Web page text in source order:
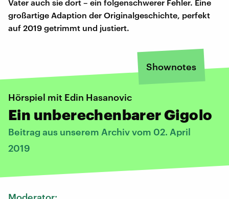
Vater auch sie dort – ein folgenschwerer Fehler. Eine
großartige Adaption der Originalgeschichte, perfekt
auf 2019 getrimmt und justiert.
Shownotes
Hörspiel mit Edin Hasanovic
Ein unberechenbarer Gigolo
Beitrag aus unserem Archiv vom 02. April
2019